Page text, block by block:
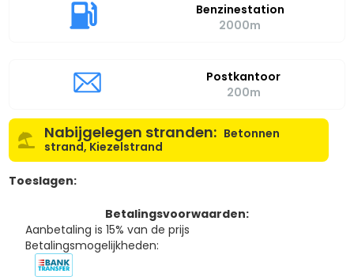
Benzinestation
2000m
Postkantoor
200m
Nabijgelegen stranden: Betonnen
strand, Kiezelstrand
Toeslagen:
Betalingsvoorwaarden:
Aanbetaling is 15% van de prijs
Betalingsmogelijkheden: